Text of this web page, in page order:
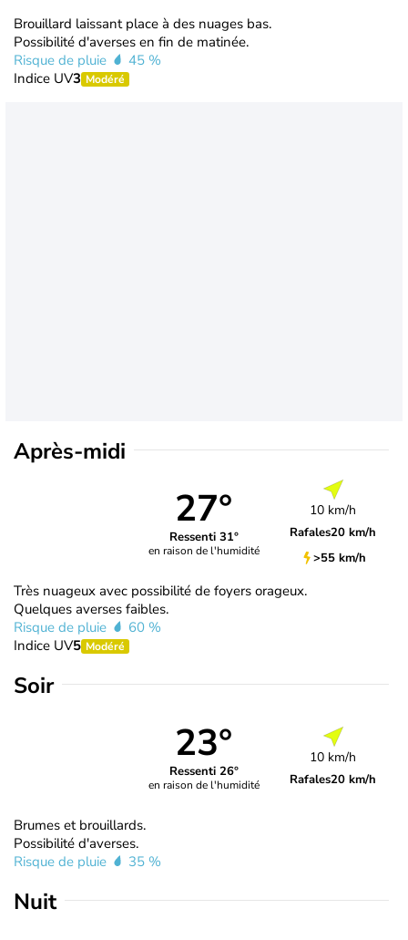
Brouillard laissant place à des nuages bas.
Possibilité d'averses en fin de matinée.
Risque de pluie
45 %
Indice UV3 Modéré
Après-midi
27°
Ressenti 31°
en raison de l'humidité
10 km/h
Rafales20 km/h
>55 km/h
Très nuageux avec possibilité de foyers orageux.
Quelques averses faibles.
Risque de pluie
60 %
Indice UV5 Modéré
Soir
23°
Ressenti 26°
en raison de l'humidité
10 km/h
Rafales20 km/h
Brumes et brouillards.
Possibilité d'averses.
Risque de pluie
35 %
Nuit